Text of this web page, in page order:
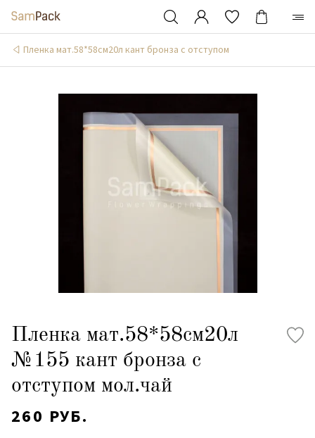
Пленка мат.58*58см20л кант бронза с отступом
Пленка мат.58*58см20л
№155 кант бронза с
отступом мол.чай
260 РУБ.